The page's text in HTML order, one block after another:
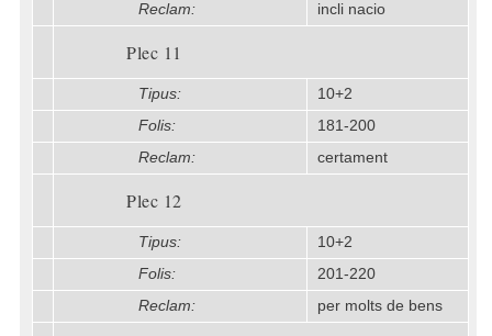
Reclam:
incli nacio
Plec 11
Tipus:
10+2
Folis:
181-200
Reclam:
certament
Plec 12
Tipus:
10+2
Folis:
201-220
Reclam:
per molts de bens